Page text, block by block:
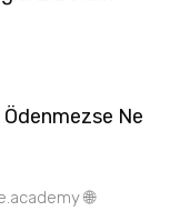
Ne
🌐